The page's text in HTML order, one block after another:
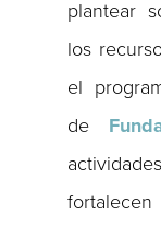
plantear
los
el
de